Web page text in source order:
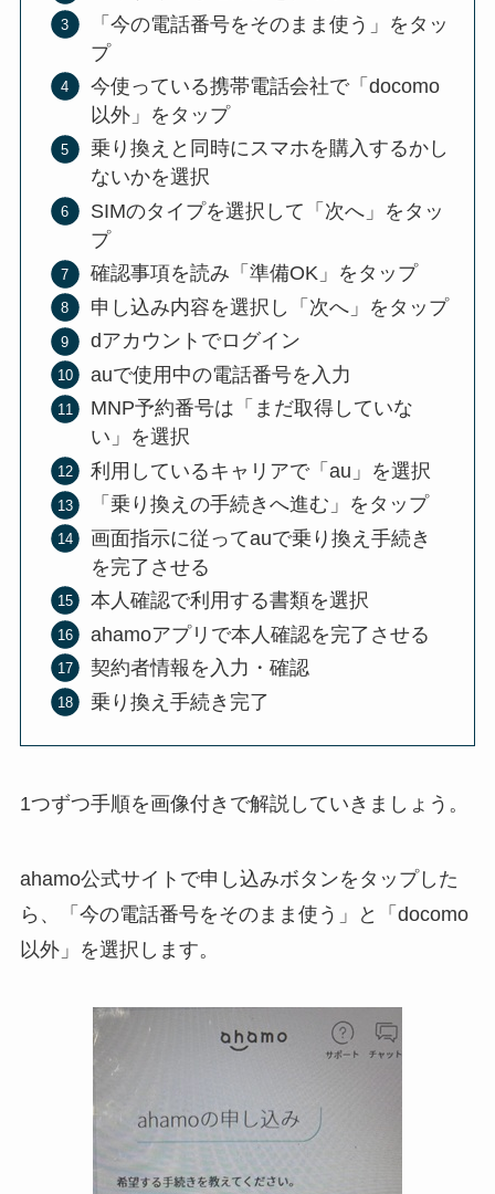
「今の電話番号をそのまま使う」をタッ
プ
今使っている携帯電話会社で「docomo
以外」をタップ
乗り換えと同時にスマホを購入するかし
ないかを選択
SIMのタイプを選択して「次へ」をタッ
プ
確認事項を読み「準備OK」をタップ
申し込み内容を選択し「次へ」をタップ
dアカウントでログイン
auで使用中の電話番号を入力
MNP予約番号は「まだ取得していな
い」を選択
利用しているキャリアで「au」を選択
「乗り換えの手続きへ進む」をタップ
画面指示に従ってauで乗り換え手続き
を完了させる
本人確認で利用する書類を選択
ahamoアプリで本人確認を完了させる
契約者情報を入力・確認
乗り換え手続き完了
1つずつ手順を画像付きで解説していきましょう。
ahamo公式サイトで申し込みボタンをタップした
ら、「今の電話番号をそのまま使う」と「docomo
以外」を選択します。